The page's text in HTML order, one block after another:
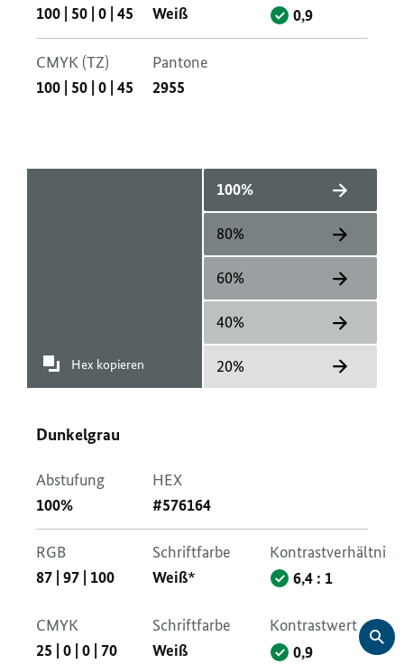
100 50 0 45
Weiß
0,9
CMYK (TZ)
100 50 0 45
Pantone
2955
Hex kopieren
100%
80%
60%
40%
20%
Dunkelgrau
Abstufung
100%
HEX
#576164
RGB
87 97 100
Schriftfarbe
Weiß*
Kontrastverhältnis
6,4 : 1
CMYK
25 0 0 70
Schriftfarbe
Weiß
Kontrastwert
0,9